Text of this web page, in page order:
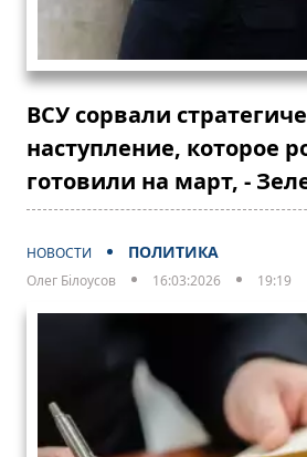
ВСУ сорвали
наступление, которое
готовили на март, -
НОВОСТИ ПОЛИТИКА
Олег Білоусов 16:03:2026 19:19